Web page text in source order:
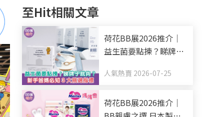
至Hit相關文章
荷花BB展2026推介｜
益生菌要點揀？睇牌子
大挑選指標
人氣熱賣 2026-07-25
荷花BB展2026推介｜